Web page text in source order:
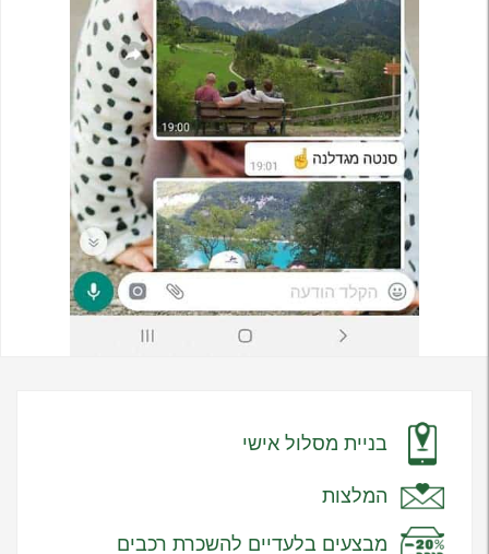
בניית מסלול אישי
המלצות
מבצעים בלעדיים להשכרת רכבים